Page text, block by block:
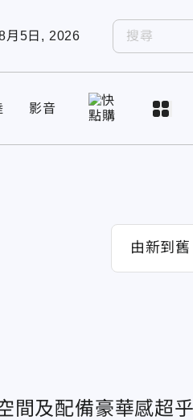
月5日, 2026
影音
由新到舊
及配備豪華感超